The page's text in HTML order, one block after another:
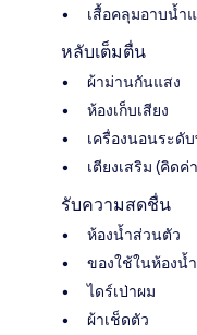
เสื้อคลุมอาบน้ำ
หลับเต็มตื่น
ผ้าม่านกันแสง
ห้องเก็บเสียง
เครื่องนอนระดั
เตียงเสริม (คิดค่
รับความสดชื่น
ห้องน้ำส่วนตัว
ของใช้ในห้องน้
ไดร์เป่าผม
ผ้าเช็ดตัว